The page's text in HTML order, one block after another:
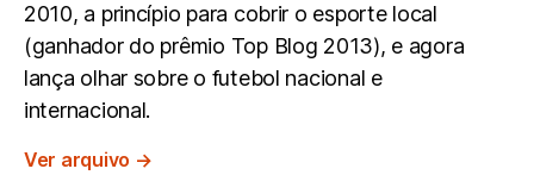
2010, a princípio para cobrir o esporte local
(ganhador do prêmio Top Blog 2013), e agora
lança olhar sobre o futebol nacional e
internacional.
Ver arquivo →